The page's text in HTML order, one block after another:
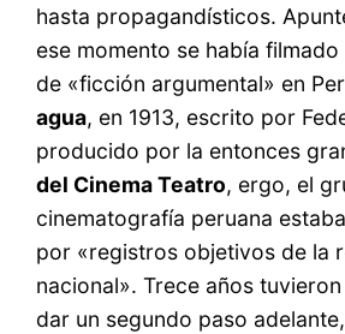
hasta propagandísticos.
ese momento se había
de «ficción argumental» en
agua, en 1913, escrito por
producido por la entonces
del Cinema Teatro, ergo, el
cinematografía peruana
por «registros objetivos de la
nacional». Trece años
dar un segundo paso